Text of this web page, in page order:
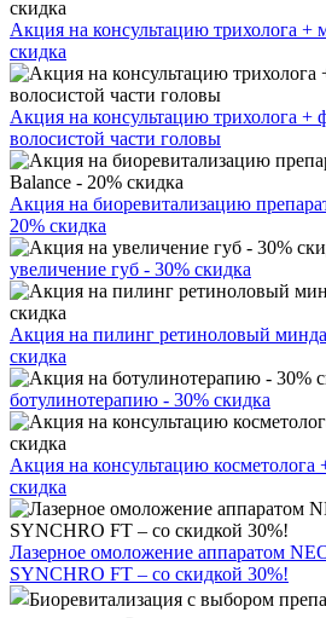
Акция на консультацию трихолога +
скидка
Акция на консультацию трихолога +
волосистой части головы
Акция на биоревитализацию
20% скидка
увеличение губ - 30% скидка
Акция на пилинг ретиноловый
скидка
ботулинотерапию - 30% скидка
Акция на консультацию косметолога
скидка
Лазерное омоложение аппаратом
SYNCHRO FT – со скидкой 30%!